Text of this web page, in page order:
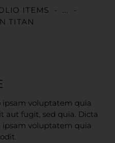
ITEMS
...
TITAN
ipsam voluptatem quia
aut fugit, sed quia. Dicta
ipsam voluptatem quia